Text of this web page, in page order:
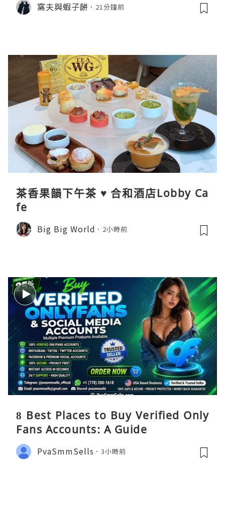
窩夫與蝦子餅 21分鐘前
茶香果韻下午茶 ♥ 合和酒店Lobby Ca
fe
Big Big World 2小時前
8 Best Places to Buy Verified Only
Fans Accounts: A Guide
PvaSmmSells 3小時前